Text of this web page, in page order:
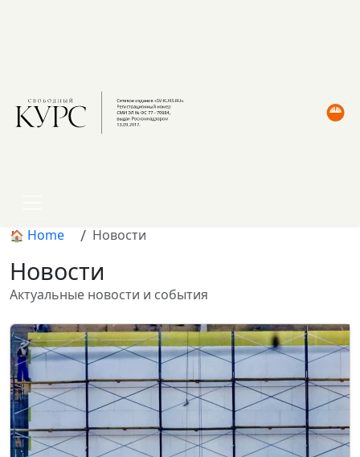
Home Новости
Новости
Актуальные новости и события